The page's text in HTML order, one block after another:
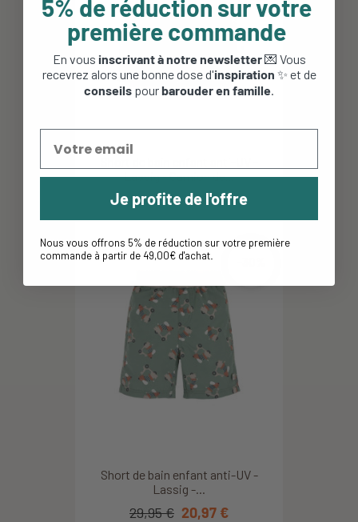
Lassig - Camion de...
29,95 € 17,97 €
Short de bain enfant anti-UV -
Lassig -...
29,95 € 20,97 €
5% de réduction sur votre
première commande
En vous inscrivant à notre newsletter💌 Vous
recevrez alors une bonne dose d'inspiration ✨ et de
conseils pourbarouder en famille.
Je profite de l'offre
Nous vous offrons 5% de réduction sur votre première
commande à partir de 49,00€ d'achat.